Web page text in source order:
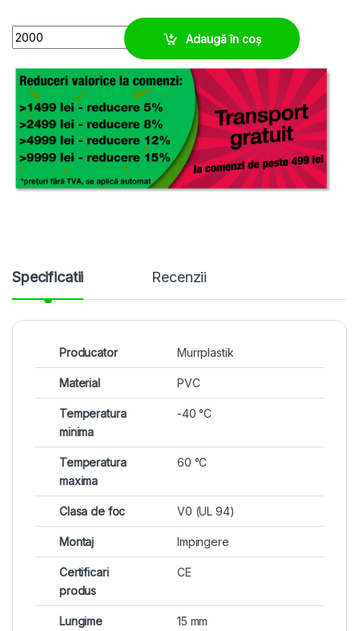
Tila transparenta 4 x 15, ⌀ aplicare 2,5 - 4 mm quantity
Adaugă în coș
Specificatii Recenzii
Producator Murrplastik
Material PVC
Temperatura
minima
-40 °C
Temperatura
maxima
60 °C
Clasa de foc V0 (UL 94)
Montaj Impingere
Certificari
produs
CE
Lungime 15 mm